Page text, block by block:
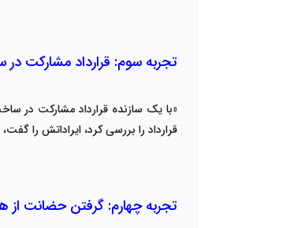
تجربه سوم: قرارداد مشارکت
«با یک سازنده قرارداد مشارکت در
قرارداد را بررسی کرد، ایراداتش را
تجربه چهارم: گرفتن حضانت از